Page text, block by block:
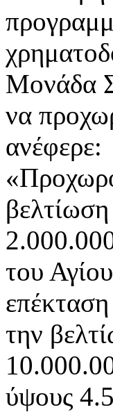
Μονάδα
να
ανέφερε:
του
την
ύψους